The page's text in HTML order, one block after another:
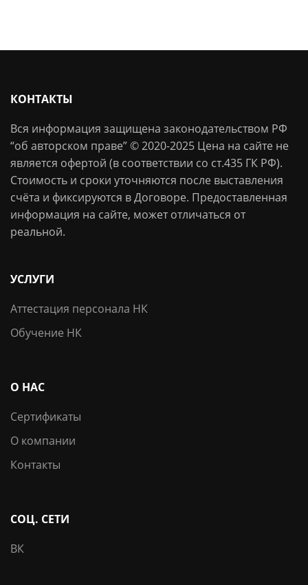
КОНТАКТЫ
Вся информация защищена законодательством РФ
“об авторском праве” © 2020-2025 Цена на сайте не
является офертой (в соответствии со ст.435 ГК РФ).
Стоимость и сроки уточняются после выставления
счёта и фиксируются в Договоре. Предоставленная
информация на сайте, может отличаться от
реальной.
УСЛУГИ
Аттестация персонала НК
Обучение НК
О НАС
Сертификаты
О компании
Контакты
СОЦ. СЕТИ
ВК